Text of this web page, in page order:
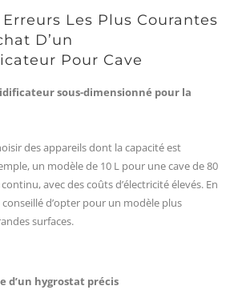
Les Plus Courantes
D’un
Pour Cave
sous-dimensionné pour la
des appareils dont la capacité est
un modèle de 10 L pour une cave de 80
avec des coûts d’électricité élevés. En
conseillé d’opter pour un modèle plus
surfaces.
d’un hygrostat précis